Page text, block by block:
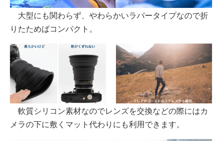
大型にも関わらず、やわらかいラバータイプなので折
りたためばコンパクト。
軟質シリコン素材なのでレンズを交換などの際にはカ
メラの下に敷くマット代わりにも利用できます。